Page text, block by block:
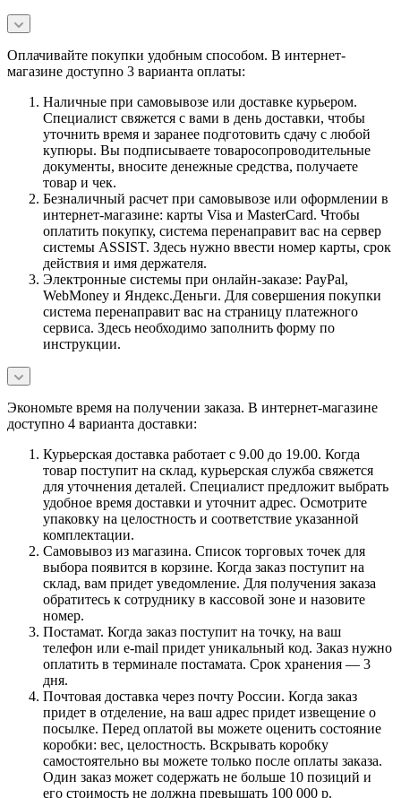
Оплачивайте покупки удобным способом. В интернет-
магазине доступно 3 варианта оплаты:
Наличные при самовывозе или доставке курьером.
Специалист свяжется с вами в день доставки, чтобы
уточнить время и заранее подготовить сдачу с любой
купюры. Вы подписываете товаросопроводительные
документы, вносите денежные средства, получаете
товар и чек.
Безналичный расчет при самовывозе или оформлении в
интернет-магазине: карты Visa и MasterCard. Чтобы
оплатить покупку, система перенаправит вас на сервер
системы ASSIST. Здесь нужно ввести номер карты, срок
действия и имя держателя.
Электронные системы при онлайн-заказе: PayPal,
WebMoney и Яндекс.Деньги. Для совершения покупки
система перенаправит вас на страницу платежного
сервиса. Здесь необходимо заполнить форму по
инструкции.
Экономьте время на получении заказа. В интернет-магазине
доступно 4 варианта доставки:
Курьерская доставка работает с 9.00 до 19.00. Когда
товар поступит на склад, курьерская служба свяжется
для уточнения деталей. Специалист предложит выбрать
удобное время доставки и уточнит адрес. Осмотрите
упаковку на целостность и соответствие указанной
комплектации.
Самовывоз из магазина. Список торговых точек для
выбора появится в корзине. Когда заказ поступит на
склад, вам придет уведомление. Для получения заказа
обратитесь к сотруднику в кассовой зоне и назовите
номер.
Постамат. Когда заказ поступит на точку, на ваш
телефон или e-mail придет уникальный код. Заказ нужно
оплатить в терминале постамата. Срок хранения — 3
дня.
Почтовая доставка через почту России. Когда заказ
придет в отделение, на ваш адрес придет извещение о
посылке. Перед оплатой вы можете оценить состояние
коробки: вес, целостность. Вскрывать коробку
самостоятельно вы можете только после оплаты заказа.
Один заказ может содержать не больше 10 позиций и
его стоимость не должна превышать 100 000 р.